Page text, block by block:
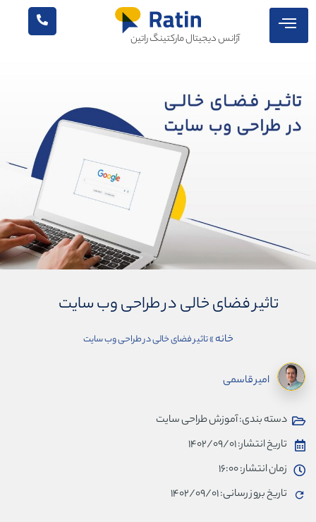
آژانس دیجیتال مارکتینگ راتین
تاثیر فضای خالی در طراحی وب سایت
خانه»تاثیر فضای خالی در طراحی وب سایت
امیر قاسمی
دسته بندی:آموزش طراحی سایت
تاریخ انتشار:۱۴۰۲/۰۹/۰۱
زمان انتشار:۱۶:۰۰
تاریخ بروز رسانی: ۱۴۰۲/۰۹/۰۱